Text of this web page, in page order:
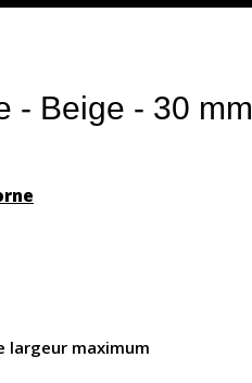
- Beige - 30 mm
largeur maximum